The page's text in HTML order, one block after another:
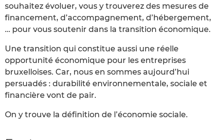
souhaitez évoluer, vous y trouverez des mesures de
financement, d’accompagnement, d’hébergement,
… pour vous soutenir dans la transition économique.
Une transition qui constitue aussi une réelle
opportunité économique pour les entreprises
bruxelloises. Car, nous en sommes aujourd’hui
persuadés : durabilité environnementale, sociale et
financière vont de pair.
On y trouve la définition de l’économie sociale.